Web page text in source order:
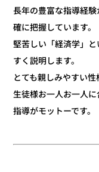
長年の豊富な指導経
確に把握しています。
堅苦しい「経済学」
すく説明します。
とても親しみやすい性
生徒様お一人お一人
指導がモットーです。